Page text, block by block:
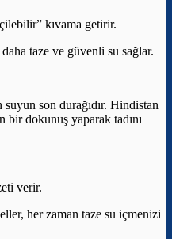
kıvama getirir.
taze ve güvenli su sağlar.
son durağıdır. Hindistan
bir dokunuş yaparak tadını
verir.
her zaman taze su içmenizi